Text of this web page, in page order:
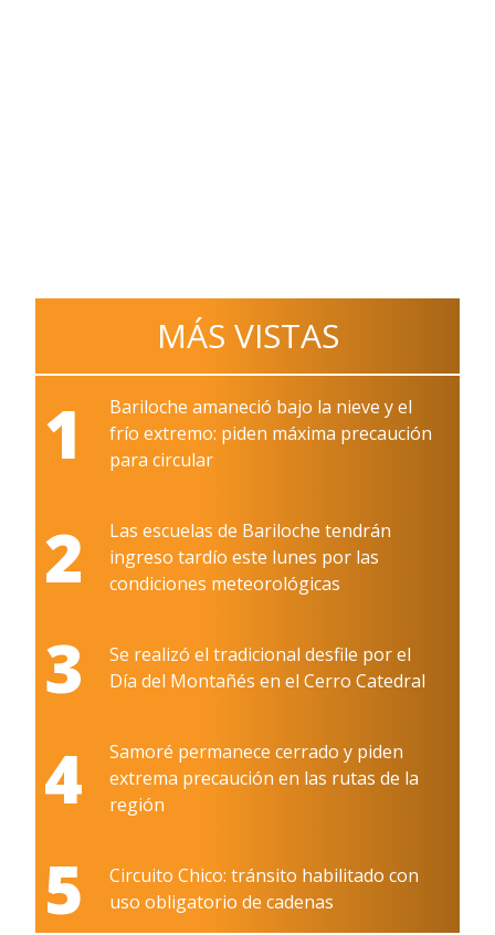
MÁS VISTAS
1
Bariloche amaneció bajo la nieve y el
frío extremo: piden máxima precaución
para circular
2
Las escuelas de Bariloche tendrán
ingreso tardío este lunes por las
condiciones meteorológicas
3
Se realizó el tradicional desfile por el
Día del Montañés en el Cerro Catedral
4
Samoré permanece cerrado y piden
extrema precaución en las rutas de la
región
5
Circuito Chico: tránsito habilitado con
uso obligatorio de cadenas